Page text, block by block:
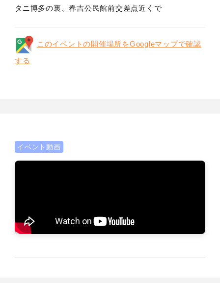
タニ博多の裏、春吉公民館前交差点近くで
このイベントの開催場所をGoogleマップで確認
する
イベント動画